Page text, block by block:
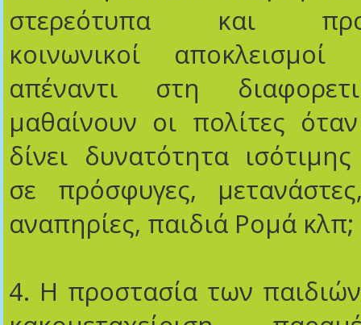
στερεότυπα και
κοινωνικοί
απέναντι στη
μαθαίνουν οι πολίτες
δίνει δυνατότητα
σε πρόσφυγες,
αναπηρίες, παιδιά Ρομά κλπ;
4. Η προστασία των